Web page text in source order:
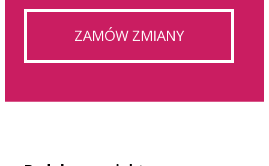
ZAMÓW ZMIANY